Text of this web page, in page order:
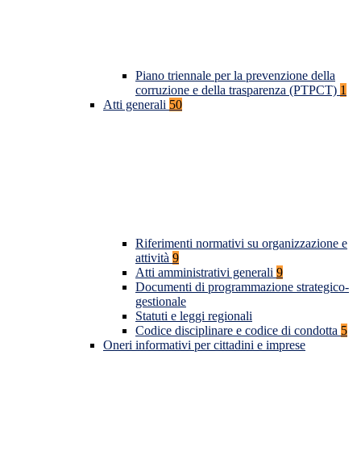
Piano triennale per la prevenzione della
corruzione e della trasparenza (PTPCT) 1
Atti generali 50
Riferimenti normativi su organizzazione e
attività 9
Atti amministrativi generali 9
Documenti di programmazione strategico-
gestionale
Statuti e leggi regionali
Codice disciplinare e codice di condotta 5
Oneri informativi per cittadini e imprese